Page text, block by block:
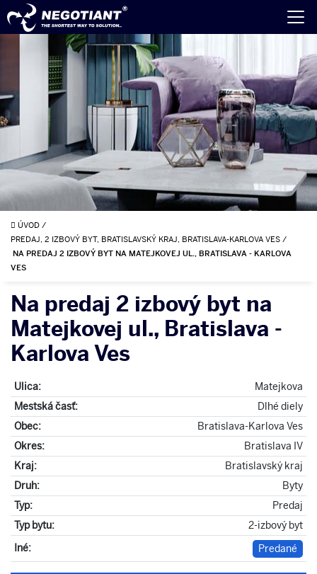
ÚVOD /
PREDAJ, 2 IZBOVÝ BYT, BRATISLAVSKÝ KRAJ, BRATISLAVA-KARLOVA VES /
NA PREDAJ 2 IZBOVÝ BYT NA MATEJKOVEJ UL., BRATISLAVA - KARLOVA
VES
Na predaj 2 izbový byt na
Matejkovej ul., Bratislava -
Karlova Ves
Ulica:
Matejkova
Mestská časť:
Dlhé diely
Obec:
Bratislava-Karlova Ves
Okres:
Bratislava IV
Kraj:
Bratislavský kraj
Druh:
Byty
Typ:
Predaj
Typ bytu:
2-izbový byt
Iné:
Predané